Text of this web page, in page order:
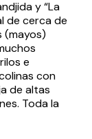
y “La
de cerca de
(mayos)
e
con
de altas
Toda la